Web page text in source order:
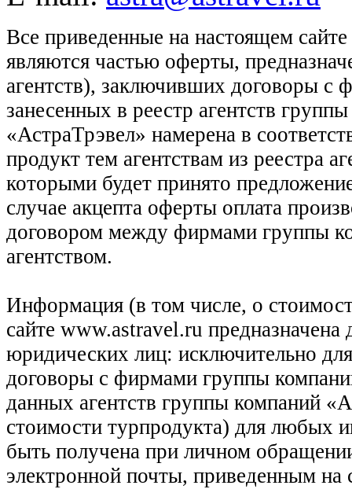
Все приведенные на настоящем
являются частью оферты,
агентств), заключивших договоры
занесенных в реестр агентств
«АстраТрэвел» намерена в
продукт тем агентствам из реестра
которыми будет принято
случае акцепта оферты оплата
договором между фирмами группы
агентством.
Информация (в том числе, о
сайте www.astravel.ru предназначена
юридических лиц: исключительно
договоры с фирмами группы
данных агентств группы компаний
стоимости турпродукта) для любых
быть получена при личном
электронной почты, приведенным на